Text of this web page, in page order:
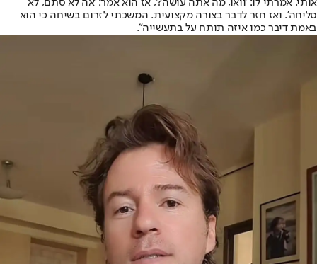
אותי. אמרתי לו: 'וואו, מה אתה עושה?', אז הוא אמר: 'אה לא סתם, לא
סליחה'. ואז חזר לדבר בצורה מקצועית. המשכתי לזרום בשיחה כי הוא
באמת דיבר כמו איזה תותח על בתעשייה".